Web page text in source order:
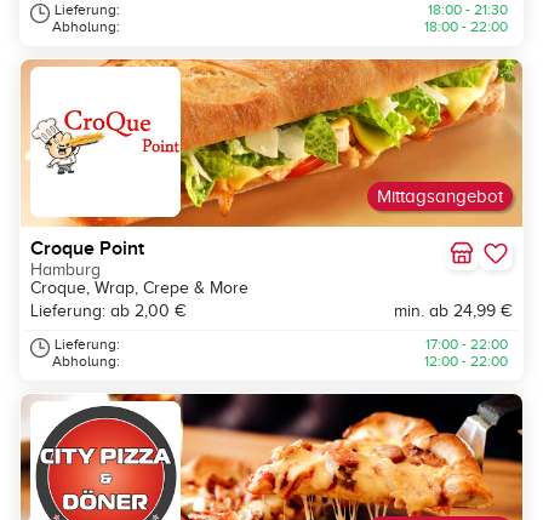
Lieferung:
Abholung:
18:00 - 21:30
18:00 - 22:00
Mittagsangebot
Croque Point
Hamburg
Croque, Wrap, Crepe & More
Lieferung: ab 2,00 €
min. ab 24,99 €
Lieferung:
Abholung:
17:00 - 22:00
12:00 - 22:00